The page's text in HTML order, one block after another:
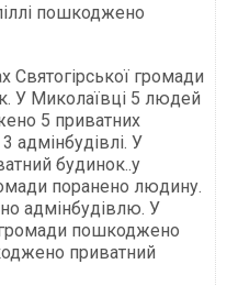
пошкоджено
Святогірської громади
У Миколаївці 5 людей
5 приватних
адмінбудівлі. У
будинок..у
поранено людину.
адмінбудівлю. У
громади пошкоджено
приватний